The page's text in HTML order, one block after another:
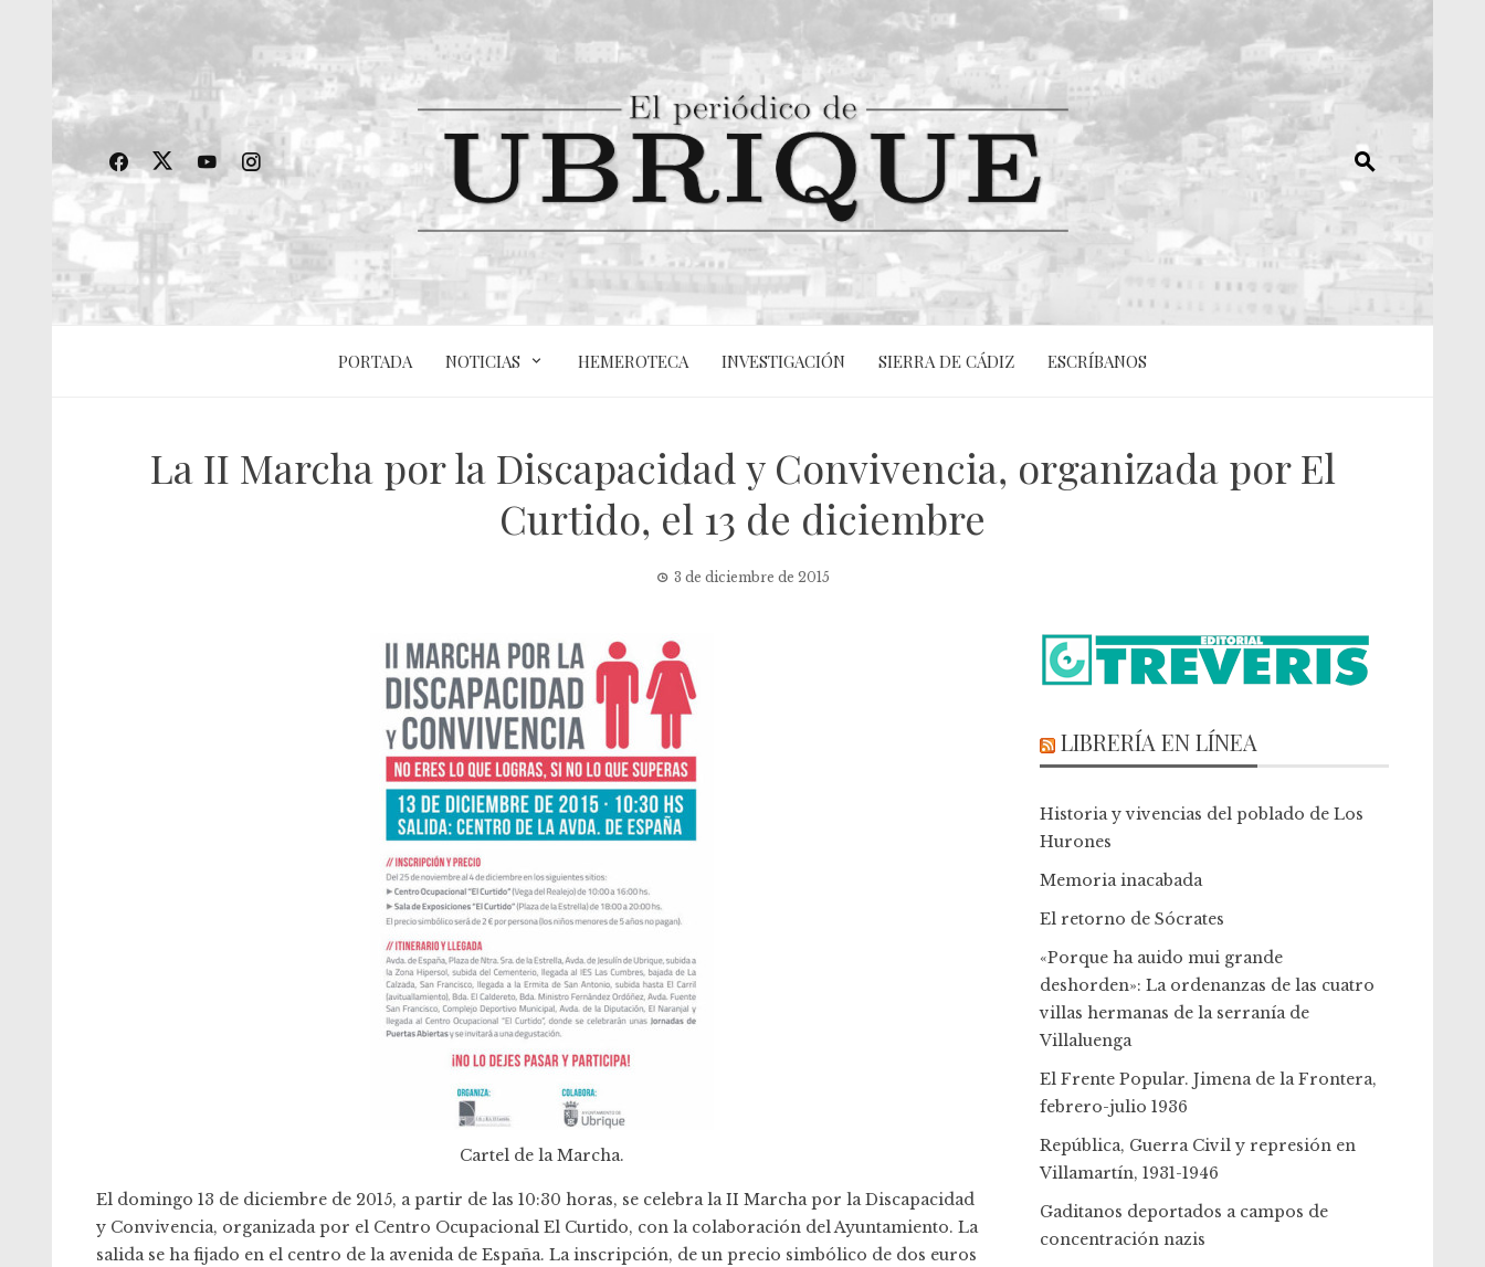
PORTADA NOTICIAS HEMEROTECA INVESTIGACIÓN SIERRA DE CÁDIZ ESCRÍBANOS
La II Marcha por la Discapacidad y Convivencia, organizada por El
Curtido, el 13 de diciembre
3 de diciembre de 2015
Cartel de la Marcha.
El domingo 13 de diciembre de 2015, a partir de las 10:30 horas, se celebra la II Marcha por la Discapacidad
y Convivencia, organizada por el Centro Ocupacional El Curtido, con la colaboración del Ayuntamiento. La
salida se ha fijado en el centro de la avenida de España. La inscripción, de un precio simbólico de dos euros
LIBRERÍA EN LÍNEA
Historia y vivencias del poblado de Los
Hurones
Memoria inacabada
El retorno de Sócrates
«Porque ha auido mui grande
deshorden»: La ordenanzas de las cuatro
villas hermanas de la serranía de
Villaluenga
El Frente Popular. Jimena de la Frontera,
febrero-julio 1936
República, Guerra Civil y represión en
Villamartín, 1931-1946
Gaditanos deportados a campos de
concentración nazis